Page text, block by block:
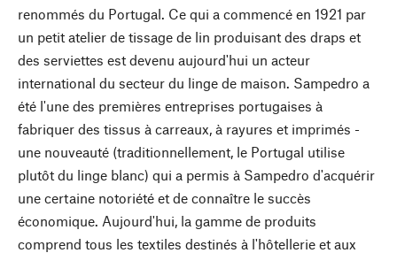
renommés du Portugal. Ce qui a commencé en 1921 par
un petit atelier de tissage de lin produisant des draps et
des serviettes est devenu aujourd'hui un acteur
international du secteur du linge de maison. Sampedro a
été l'une des premières entreprises portugaises à
fabriquer des tissus à carreaux, à rayures et imprimés -
une nouveauté (traditionnellement, le Portugal utilise
plutôt du linge blanc) qui a permis à Sampedro d'acquérir
une certaine notoriété et de connaître le succès
économique. Aujourd'hui, la gamme de produits
comprend tous les textiles destinés à l'hôtellerie et aux